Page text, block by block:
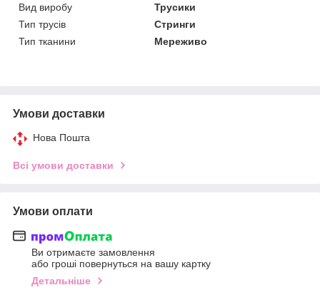
Вид виробу
Трусики
Тип трусів
Стринги
Тип тканини
Мереживо
Умови доставки
Нова Пошта
Всі умови доставки
Умови оплати
Ви отримаєте замовлення
або гроші повернуться на вашу картку
Детальніше